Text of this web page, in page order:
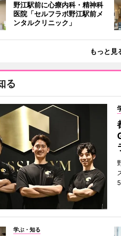
野江駅前に心療内科・精神科
医院「セルフラボ野江駅前メ
ンタルクリニック」
もっと見
る
学ぶ・知る